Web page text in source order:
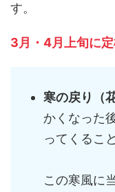
す。
3月・4月上旬に
寒の戻り（
かくなった
ってくるこ
この寒風に